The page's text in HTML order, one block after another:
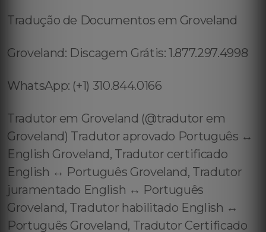
Tradução de Documentos em Groveland
Groveland: Discagem Grátis: 1.877.297.4998
WhatsApp: (+1) 310.844.0166
Tradutor em Groveland (@tradutor em
Groveland) Tradutor aprovado Português ↔️
English Groveland, Tradutor certificado
English ↔️ Português Groveland, Tradutor
juramentado English ↔️ Português
Groveland, Tradutor habilitado English ↔️
Português Groveland, Tradutor Certificado